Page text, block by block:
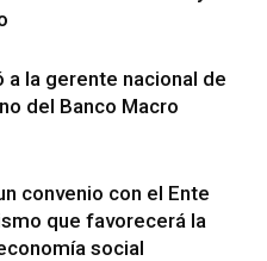
a la gerente nacional de
del Banco Macro
convenio con el Ente
que favorecerá la
social